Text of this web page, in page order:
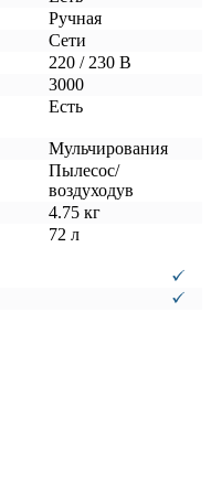
Ручная
Сети
220 / 230 В
3000
Есть
Мульчирования
Пылесос/
воздуходув
4.75 кг
72 л